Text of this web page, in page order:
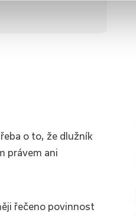
o to, že dlužník
právem ani
řečeno povinnost